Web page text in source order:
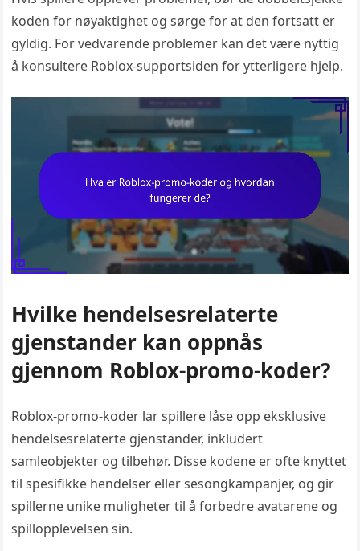
koden for nøyaktighet og sørge for at den fortsatt er
gyldig. For vedvarende problemer kan det være nyttig
å konsultere Roblox-supportsiden for ytterligere hjelp.
Hvilke hendelsesrelaterte
gjenstander kan oppnås
gjennom Roblox-promo-koder?
Roblox-promo-koder lar spillere låse opp eksklusive
hendelsesrelaterte gjenstander, inkludert
samleobjekter og tilbehør. Disse kodene er ofte knyttet
til spesifikke hendelser eller sesongkampanjer, og gir
spillerne unike muligheter til å forbedre avatarene og
spillopplevelsen sin.